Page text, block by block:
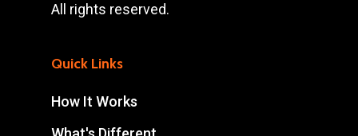
All rights reserved.
Quick Links
How It Works